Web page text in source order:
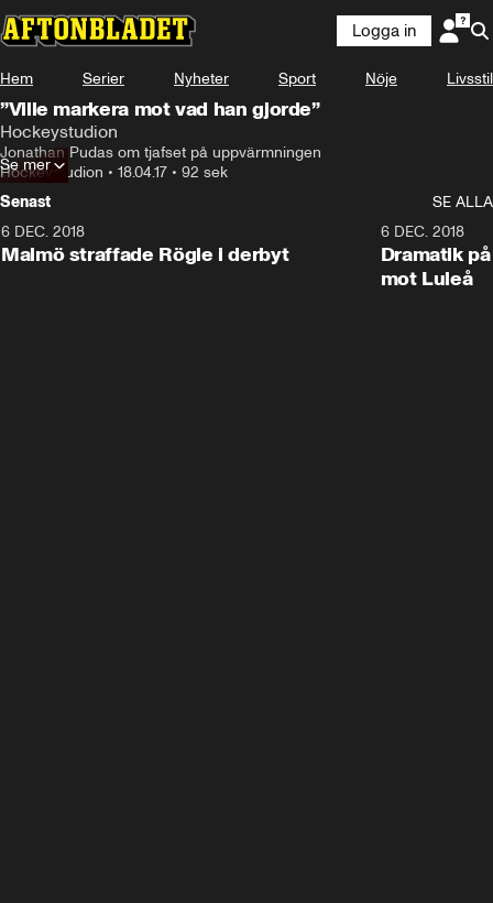
Logga in
Hem Serier Nyheter Sport Nöje Livsstil
”Ville markera mot vad han gjorde”
Hockeystudion
Jonathan Pudas om tjafset på uppvärmningen
Hockeystudion • 18.04.17 • 92 sek
Se mer
Senast
SE ALLA
6 DEC. 2018
Malmö straffade Rögle i derbyt
6 DEC. 2018
Dramatik
mot Luleå